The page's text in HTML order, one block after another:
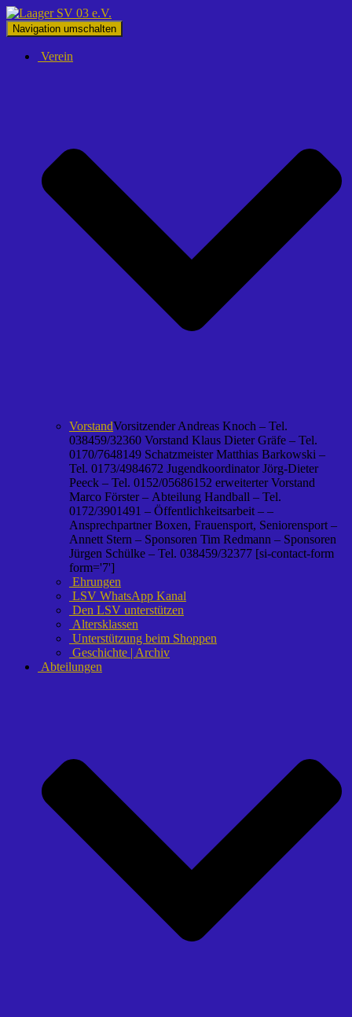
Navigation umschalten
Verein
VorstandVorsitzender Andreas Knoch – Tel.
038459/32360 Vorstand Klaus Dieter Gräfe – Tel.
0170/7648149 Schatzmeister Matthias Barkowski –
Tel. 0173/4984672 Jugendkoordinator Jörg-Dieter
Peeck – Tel. 0152/05686152 erweiterter Vorstand
Marco Förster – Abteilung Handball – Tel.
0172/3901491 – Öffentlichkeitsarbeit – –
Ansprechpartner Boxen, Frauensport, Seniorensport –
Annett Stern – Sponsoren Tim Redmann – Sponsoren
Jürgen Schülke – Tel. 038459/32377 [si-contact-form
form='7']
Ehrungen
LSV WhatsApp Kanal
Den LSV unterstützen
Altersklassen
Unterstützung beim Shoppen
Geschichte | Archiv
Abteilungen